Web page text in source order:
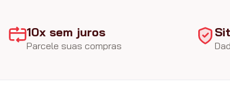
10x sem juros
Parcele suas compras